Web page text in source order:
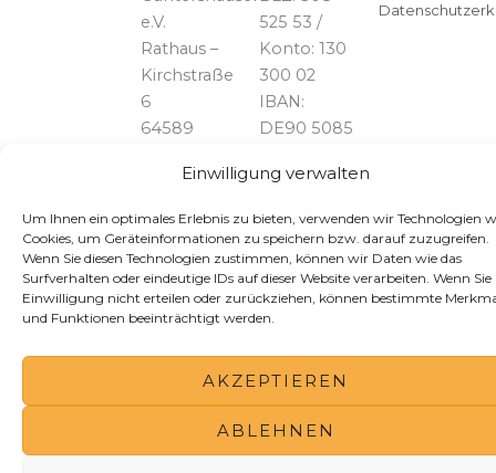
Einwilligung verwalten
Um Ihnen ein optimales Erlebnis zu bieten, verwenden wir Technologien
Cookies, um Geräteinformationen zu speichern bzw. darauf zuzugreifen.
Wenn Sie diesen Technologien zustimmen, können wir Daten wie das
Surfverhalten oder eindeutige IDs auf dieser Website verarbeiten. Wenn Sie
Einwilligung nicht erteilen oder zurückziehen, können bestimmte
und Funktionen beeinträchtigt werden.
AKZEPTIEREN
ABLEHNEN
e.V.
Rathaus –
Kirchstraße
6
64589
am Rhein
Telefon:
06158 /
828739
525 53 /
Konto: 130
300 02
IBAN:
DE90 5085
0300 02
HELADEF1GRG